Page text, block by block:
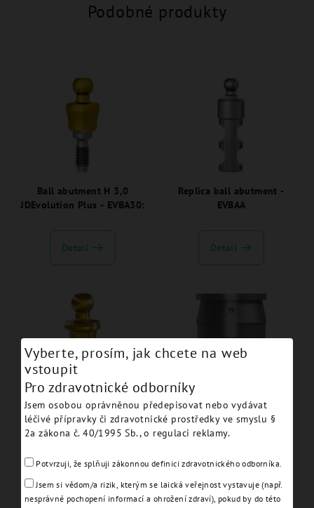
Podobné produkty
Ball abutment H 3,0
JDEvolution Plus - EVBA30:
Detail
Replica ball abutment -
EVBAA
Detail
Ball Abutment H 1,5 -
NEBA15
Detail
Cap attachment housing
and elastic retentive cap
ball abutment - EVBAHC
Detail
Vyberte, prosím, jak chcete na web
vstoupit
Pro zdravotnické odborníky
Jsem osobou oprávněnou předepisovat nebo vydávat
léčivé přípravky či zdravotnické prostředky ve smyslu §
2a zákona č. 40/1995 Sb., o regulaci reklamy.
Potvrzuji, že splňuji zákonnou definici zdravotnického odborníka.
Jsem si vědom/a rizik, kterým se laická veřejnost vystavuje (např.
nesprávné pochopení informací a ohrožení zdraví), pokud by do této